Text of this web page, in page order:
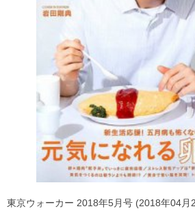
東京ウォーカー 2018年5月号 (2018年04月